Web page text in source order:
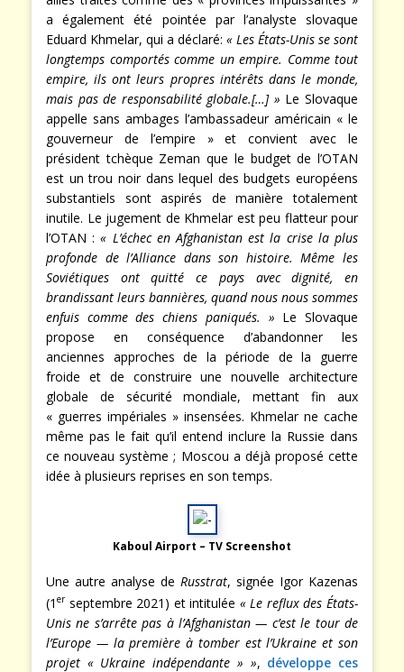
a également été pointée par l’analyste slovaque
Eduard Khmelar, qui a déclaré: « Les États-Unis se sont
longtemps comportés comme un empire. Comme tout
empire, ils ont leurs propres intérêts dans le monde,
mais pas de responsabilité globale.[…] » Le Slovaque
appelle sans ambages l’ambassadeur américain « le
gouverneur de l’empire » et convient avec le
président tchèque Zeman que le budget de l’OTAN
est un trou noir dans lequel des budgets européens
substantiels sont aspirés de manière totalement
inutile. Le jugement de Khmelar est peu flatteur pour
l’OTAN :« L’échec en Afghanistan est la crise la plus
profonde de l’Alliance dans son histoire. Même les
Soviétiques ont quitté ce pays avec dignité, en
brandissant leurs bannières, quand nous nous sommes
enfuis comme des chiens paniqués. » Le Slovaque
propose en conséquence d’abandonner les
anciennes approches de la période de la guerre
froide et de construire une nouvelle architecture
globale de sécurité mondiale, mettant fin aux
« guerres impériales » insensées. Khmelar ne cache
même pas le fait qu’il entend inclure la Russie dans
ce nouveau système ; Moscou a déjà proposé cette
idée à plusieurs reprises en son temps.
Kaboul Airport – TV Screenshot
Une autre analyse de Russtrat, signée Igor Kazenas
(1 erseptembre 2021) et intitulée « Le reflux des États-
Unis ne s’arrête pas à l’Afghanistan — c’est le tour de
l’Europe — la première à tomber est l’Ukraine et son
projet « Ukraine indépendante » », développe ces